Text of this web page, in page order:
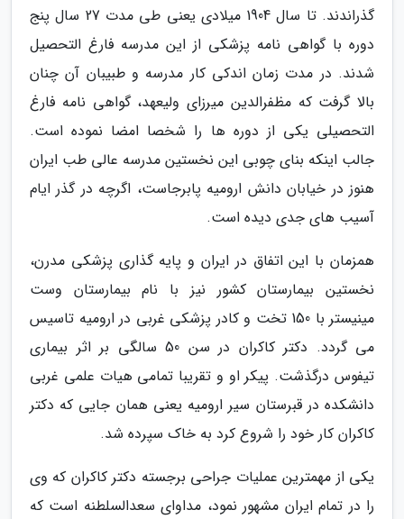
گذراندند. تا سال 1904 میلادی یعنی طی مدت 27 سال پنج
دوره با گواهی نامه پزشکی از این مدرسه فارغ التحصیل
شدند. در مدت زمان اندکی کار مدرسه و طبیبان آن چنان
بالا گرفت که مظفرالدین میرزای ولیعهد، گواهی نامه فارغ
التحصیلی یکی از دوره ها را شخصا امضا نموده است.
جالب اینکه بنای چوبی این نخستین مدرسه عالی طب ایران
هنوز در خیابان دانش ارومیه پابرجاست، اگرچه در گذر ایام
آسیب های جدی دیده است.
همزمان با این اتفاق در ایران و پایه گذاری پزشکی مدرن،
نخستین بیمارستان کشور نیز با نام بیمارستان وست
مینیستر با 150 تخت و کادر پزشکی غربی در ارومیه تاسیس
می گردد. دکتر کاکران در سن 50 سالگی بر اثر بیماری
تیفوس درگذشت. پیکر او و تقریبا تمامی هیات علمی غربی
دانشکده در قبرستان سیر ارومیه یعنی همان جایی که دکتر
کاکران کار خود را شروع کرد به خاک سپرده شد.
یکی از مهمترین عملیات جراحی برجسته دکتر کاکران که وی
را در تمام ایران مشهور نمود، مداوای سعدالسلطنه است که